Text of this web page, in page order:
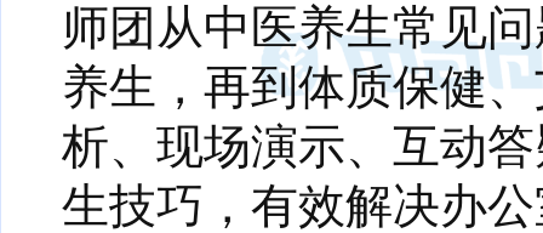
师团从中医养生常见
养生，再到体质保健
析、现场演示、互动
生技巧，有效解决办